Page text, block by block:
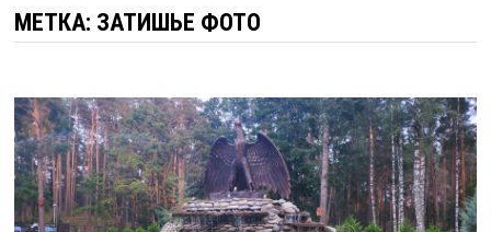
МЕТКА: ЗАТИШЬЕ ФОТО